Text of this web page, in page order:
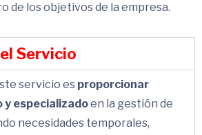
de los objetivos de la empresa.
Servicio
servicio es proporcionar
y especializadoen la gestión de
necesidades temporales,